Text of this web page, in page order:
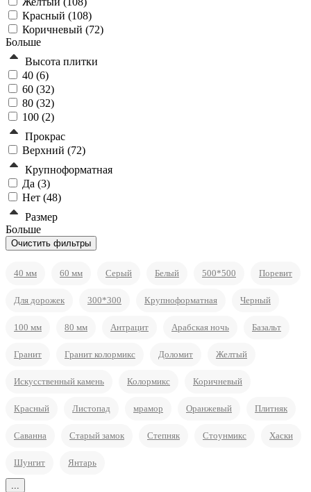
Красный (108)
Коричневый (72)
Больше
Высота плитки
40 (6)
60 (32)
80 (32)
100 (2)
Прокрас
Верхний (72)
Крупноформатная
Да (3)
Нет (48)
Размер
Больше
40 мм 60 мм Серый Белый 500*500 Поревит
Для дорожек 300*300 Крупноформатная Черный
100 мм 80 мм Антрацит Арабская ночь Базальт
Гранит Гранит колормикс Доломит Желтый
Искусственный камень Колормикс Коричневый
Красный Листопад мрамор Оранжевый Плитняк
Саванна Старый замок Степняк Стоунмикс Хаски
Шунгит Янтарь
...